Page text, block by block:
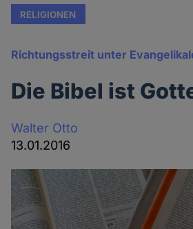
RELIGIONEN
Richtungsstreit unter
Die Bibel ist
Walter Otto
13.01.2016